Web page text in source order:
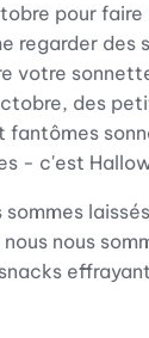
pour faire
regarder des
votre
des
fantômes
- c'est
sommes
nous